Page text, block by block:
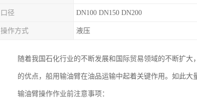
口径 DN100 DN150 DN200
操作方式 液压
随着我国石化行业的不断发展和国际贸易领域的不断扩
的优点，船用输油臂在油品运输中起着关键作用。如此大
输油臂操作作业前注意事项：